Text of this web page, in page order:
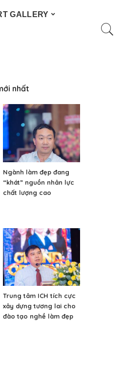
GALLERY
nhất
Ngành làm đẹp đang
“khát” nguồn nhân lực
chất lượng cao
Trung tâm ICH tích cực
xây dựng tương lai cho
đào tạo nghề làm đẹp